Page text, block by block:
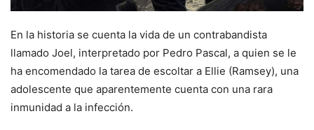
En la historia se cuenta la vida de un contrabandista
llamado Joel, interpretado por Pedro Pascal, a quien se le
ha encomendado la tarea de escoltar a Ellie (Ramsey), una
adolescente que aparentemente cuenta con una rara
inmunidad a la infección.